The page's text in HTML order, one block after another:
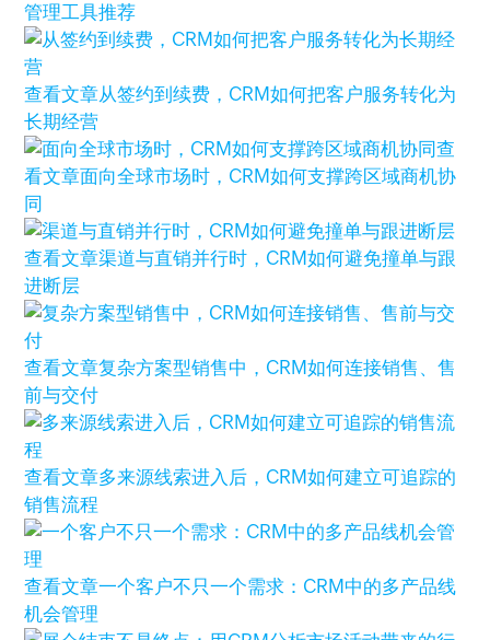
管理工具推荐
查看文章从签约到续费，CRM如何把客户服务转化为
长期经营
查
看文章面向全球市场时，CRM如何支撑跨区域商机协
同
查看文章渠道与直销并行时，CRM如何避免撞单与跟
进断层
查看文章复杂方案型销售中，CRM如何连接销售、售
前与交付
查看文章多来源线索进入后，CRM如何建立可追踪的
销售流程
查看文章一个客户不只一个需求：CRM中的多产品线
机会管理